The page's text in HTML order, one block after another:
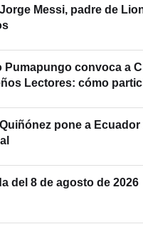
Messi, padre de
Pumapungo convoca a
Lectores: cómo
pone a
del 8 de agosto de 2026